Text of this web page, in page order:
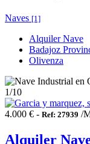
Naves [1]
Alquiler Nave
Badajoz
Olivenza
1/10
4.000 € - Ref: 27939 /
Alquiler